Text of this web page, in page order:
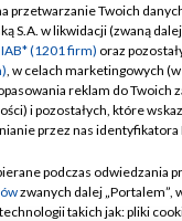
TVP
Cyfrowa
Regulamin TVP
Polityka prywatności
Moje zgody
Pomoc
Kontakt
przetwarzanie Twoich
S.A. w likwidacji (zwaną
(1201 firm) oraz
, w celach marketingowych
reklam do Twoich
i pozostałych, które
przez nas identyfikatora
podczas odwiedzania
zwanych dalej „Portalem”,
takich jak: pliki